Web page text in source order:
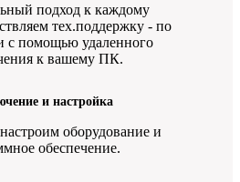
подход к каждому
тех.поддержку - по
с помощью удаленного
к вашему ПК.
и настройка
оборудование и
обеспечение.